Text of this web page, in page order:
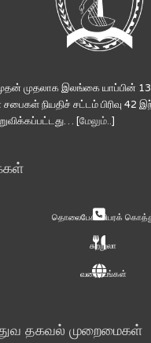
முதலாக இலங்கை யாப்பின்
நியதிச் சட்டம் பிரிவு 42
[மேலும்..]
தொலைபேசி விபரக்
சுற்றுலா
வரைபடங்கள்
தகவல் முறைமைகள்